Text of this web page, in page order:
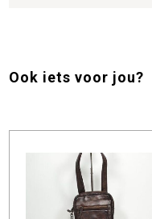
Ook iets voor jou?